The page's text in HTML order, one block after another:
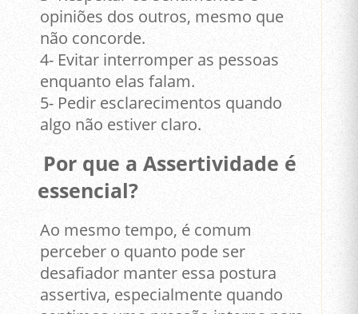
opiniões dos outros, mesmo que
não concorde.
4- Evitar interromper as pessoas
enquanto elas falam.
5- Pedir esclarecimentos quando
algo não estiver claro.
Por que a Assertividade é
essencial?
Ao mesmo tempo, é comum
perceber o quanto pode ser
desafiador manter essa postura
assertiva, especialmente quando